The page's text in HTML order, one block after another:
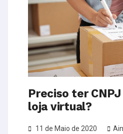
Preciso ter
loja virtual?
11 de Maio de 2020